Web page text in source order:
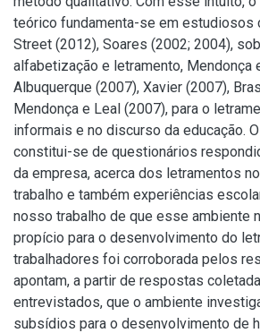
teórico fundamenta-se em estudiosos
Street (2012), Soares (2002; 2004),
alfabetização e letramento, Mendonça
Albuquerque (2007), Xavier (2007),
Mendonça e Leal (2007), para o
informais e no discurso da educação.
constitui-se de questionários
da empresa, acerca dos letramentos
trabalho e também experiências
nosso trabalho de que esse ambiente
propício para o desenvolvimento do
trabalhadores foi corroborada pelos
apontam, a partir de respostas
entrevistados, que o ambiente
subsídios para o desenvolvimento de